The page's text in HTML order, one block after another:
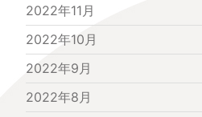
2022年11月
2022年10月
2022年9月
2022年8月